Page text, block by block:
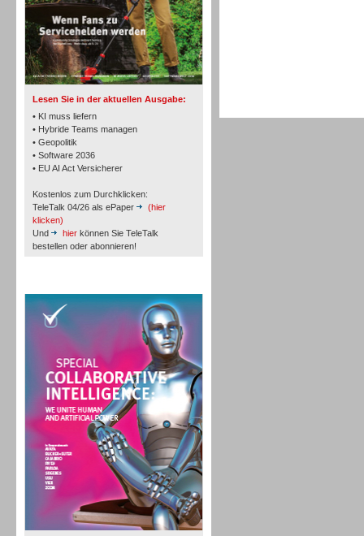
Lesen Sie in der aktuellen Ausgabe:
• KI muss liefern
• Hybride Teams managen
• Geopolitik
• Software 2036
• EU AI Act Versicherer
Kostenlos zum Durchklicken:
TeleTalk 04/26 als ePaper
(hier
klicken)
Und
hier können Sie TeleTalk
bestellen oder abonnieren!
TK- und ACD-Systeme
Workforce-Management
Personal
Inbound